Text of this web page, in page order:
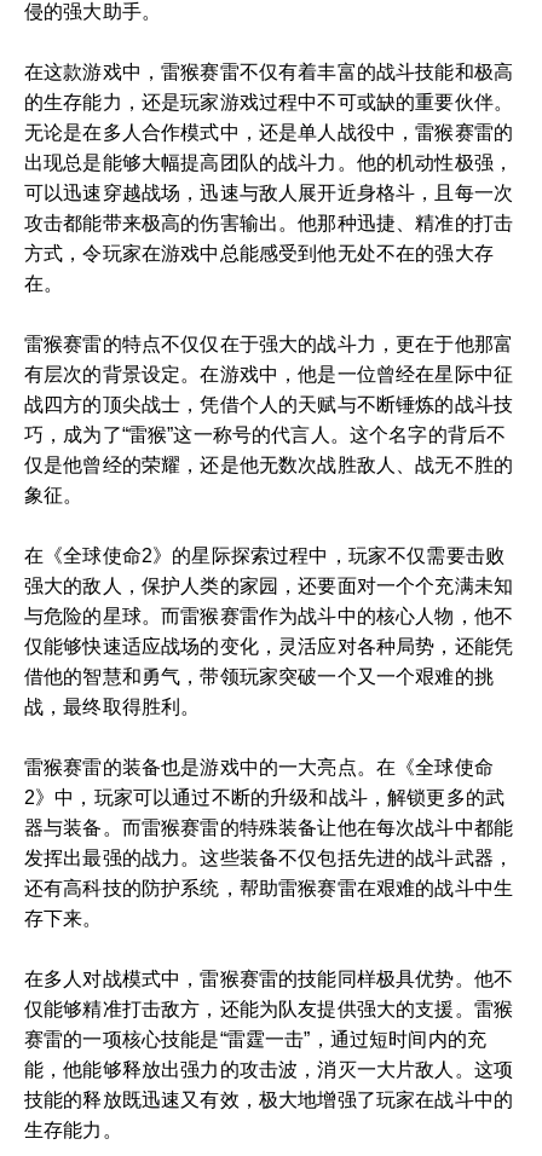
侵的强大助手。
在这款游戏中，雷猴赛雷不仅有着丰富的战斗技能和极高
的生存能力，还是玩家游戏过程中不可或缺的重要伙伴。
无论是在多人合作模式中，还是单人战役中，雷猴赛雷的
出现总是能够大幅提高团队的战斗力。他的机动性极强，
可以迅速穿越战场，迅速与敌人展开近身格斗，且每一次
攻击都能带来极高的伤害输出。他那种迅捷、精准的打击
方式，令玩家在游戏中总能感受到他无处不在的强大存
在。
雷猴赛雷的特点不仅仅在于强大的战斗力，更在于他那富
有层次的背景设定。在游戏中，他是一位曾经在星际中征
战四方的顶尖战士，凭借个人的天赋与不断锤炼的战斗技
巧，成为了“雷猴”这一称号的代言人。这个名字的背后不
仅是他曾经的荣耀，还是他无数次战胜敌人、战无不胜的
象征。
在《全球使命2》的星际探索过程中，玩家不仅需要击败
强大的敌人，保护人类的家园，还要面对一个个充满未知
与危险的星球。而雷猴赛雷作为战斗中的核心人物，他不
仅能够快速适应战场的变化，灵活应对各种局势，还能凭
借他的智慧和勇气，带领玩家突破一个又一个艰难的挑
战，最终取得胜利。
雷猴赛雷的装备也是游戏中的一大亮点。在《全球使命
2》中，玩家可以通过不断的升级和战斗，解锁更多的武
器与装备。而雷猴赛雷的特殊装备让他在每次战斗中都能
发挥出最强的战力。这些装备不仅包括先进的战斗武器，
还有高科技的防护系统，帮助雷猴赛雷在艰难的战斗中生
存下来。
在多人对战模式中，雷猴赛雷的技能同样极具优势。他不
仅能够精准打击敌方，还能为队友提供强大的支援。雷猴
赛雷的一项核心技能是“雷霆一击”，通过短时间内的充
能，他能够释放出强力的攻击波，消灭一大片敌人。这项
技能的释放既迅速又有效，极大地增强了玩家在战斗中的
生存能力。